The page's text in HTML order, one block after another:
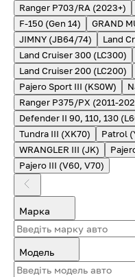
Ranger P703/RA (2023+)
F-150 (Gen 14)
GRAND
JIMNY (JB64/74)
Land
Land Cruiser 300 (LC300)
Land Cruiser 200 (LC200)
Pajero Sport III (KS0W)
Ranger P375/PX (2011-
Defender II 90, 110, 130
Tundra III (XK70)
Patrol
WRANGLER III (JK)
Pajero III (V60, V70)
Марка
Модель